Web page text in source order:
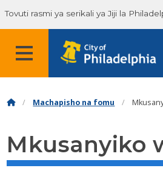
Tovuti rasmi ya serikali ya Jiji la
Machapisho na fomu
Mkusanyiko